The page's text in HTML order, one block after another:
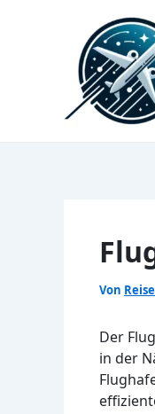
Von
Der
in der